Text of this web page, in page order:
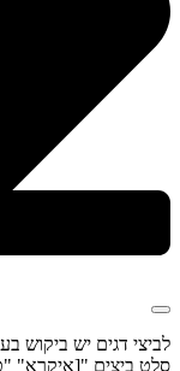
לביצי דגים יש ביקוש
סלט ביצים "[איקרא"